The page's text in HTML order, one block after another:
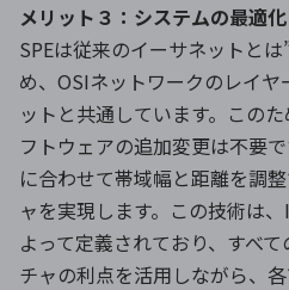
メリット３：システムの最適化
SPEは従来のイーサネットと
め、OSIネットワークのレイ
ットと共通しています。この
フトウェアの追加変更は不要
に合わせて帯域幅と距離を調
ャを実現します。この技術は
よって定義されており、すべ
チャの利点を活用しながら、